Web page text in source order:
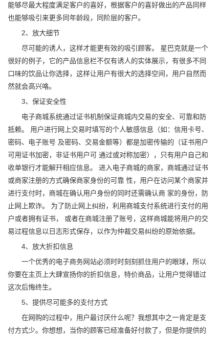
能够尽最大程度满足客户的喜好，根据客户的喜好做出的产品同样
也能够吸引来更多同年龄段，同阶层的客户。
2、放大细节
尽可能的诱人，这样才能更有效的吸引顾客。 星巴克就是一个
很好的例子，它的产品信息栏不仅有诱人的实体展示，有很多不同
口味的饮品让你选择，这样让用户有很大的选择空间，用户自然而
然就会高兴咯。
3、保证安全性
电子商城系统通过证书机制保证商城内交易的安全、可靠和防
抵赖。 用户进行网上交易时填写的个人敏感信息（如：信用卡号、
密码、电子账号 及密码、交易金额等）都是加密传输的（证书用户
可用证书加密，非证书用户可 通过或对称加密），只有用户自己和
收单银行才能解幵相应信息。 进入电子商城的商家，商城通过证书
或商家注册的方式确保商家身份的可靠 性，用户在访问某个商家并
进行支付时，商城在确认用户身份的同时还需确认商 家的身份，防
止网上欺诈。 为了防止网上纠纷，利用商城支付系统进行支付的用
户或者拥有证书， 或者在商城注册了账号，这样商城能将用户的交
易过程信息以日志形式保存，以作为仲裁交易纠纷的原始依据。
4、放大折扣信息
一个优秀的电子商务网站必须时时刻刻抓住用户的眼球，所以
你要在主页上大肆宣扬你的折扣信息，特价商品，让用户觉得错过
这次后悔终生。
5、提供尽可能多的支付方式
在网购的过程中，用户最讨厌什么呢？我想其中之一肯定是支
付方式少。你想想，当你的顾客已经准备好付款了，但是你提供的